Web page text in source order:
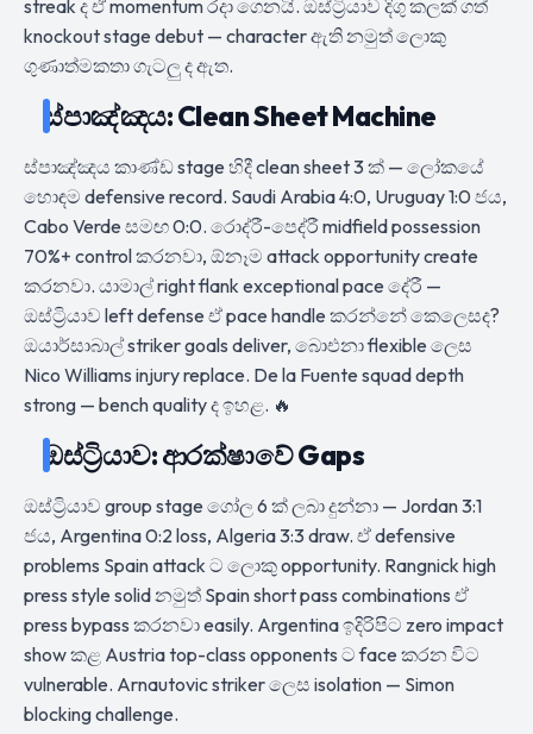
streak ද ඒ momentum රදා ගෙනයි. ඔස්ට්‍රියාව දිගු කලක් ගත්
knockout stage debut — character ඇති නමුත් ලොකු
ගුණාත්මකතා ගැටලු ද ඇත.
ස්පාඤ්ඤය: Clean Sheet Machine
ස්පාඤ්ඤය කාණ්ඩ stage හිදී clean sheet 3 ක් — ලෝකයේ
හොඳම defensive record. Saudi Arabia 4:0, Uruguay 1:0 ජය,
Cabo Verde සමඟ 0:0. රොද්රී-පෙද්රී midfield possession
70%+ control කරනවා, ඕනෑම attack opportunity create
කරනවා. යාමාල් right flank exceptional pace දේරී —
ඔස්ට්‍රියාව left defense ඒ pace handle කරන්නේ කෙලෙසද?
ඔයාර්සාබාල් striker goals deliver, බාෙඑනා flexible ලෙස
Nico Williams injury replace. De la Fuente squad depth
strong — bench quality ද ඉහළ. 🔥
ඔස්ට්‍රියාව: ආරක්ෂාවේ Gaps
ඔස්ට්‍රියාව group stage ගෝල 6 ක් ලබා දුන්නා — Jordan 3:1
ජය, Argentina 0:2 loss, Algeria 3:3 draw. ඒ defensive
problems Spain attack ට ලොකු opportunity. Rangnick high
press style solid නමුත් Spain short pass combinations ඒ
press bypass කරනවා easily. Argentina ඉදිරිපිට zero impact
show කළ Austria top-class opponents ට face කරන විට
vulnerable. Arnautovic striker ලෙස isolation — Simon
blocking challenge.